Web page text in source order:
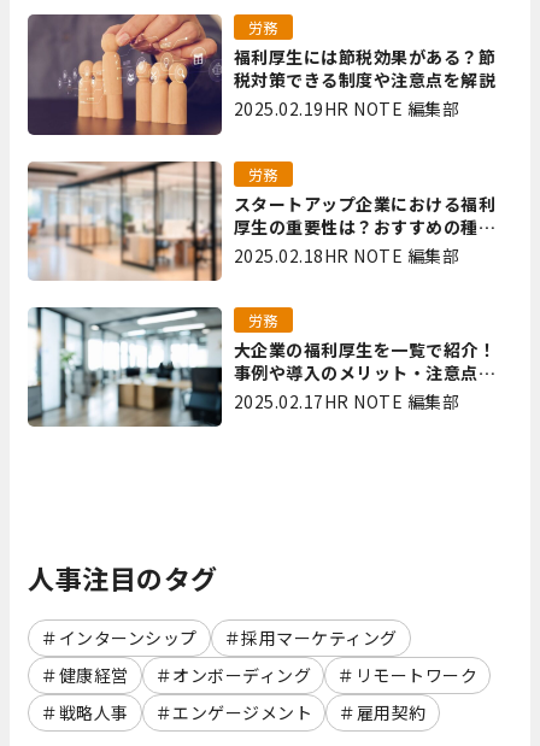
福利厚生には節税効果がある？節
税対策できる制度や注意点を解説
労務
2025.02.19HR NOTE 編集部
スタートアップ企業における福利
厚生の重要性は？おすすめの種類
やメリット・デメリットを解説
労務
2025.02.18HR NOTE 編集部
大企業の福利厚生を一覧で紹介！
事例や導入のメリット・注意点を
解説
労務
2025.02.17HR NOTE 編集部
人事注目のタグ
インターンシップ
採用マーケティング
健康経営
オンボーディング
リモートワーク
戦略人事
エンゲージメント 雇用契約